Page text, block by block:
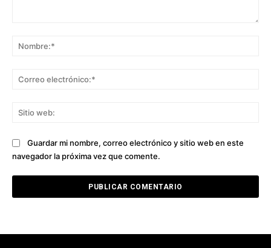
Guardar mi nombre, correo electrónico y sitio web en este
navegador la próxima vez que comente.